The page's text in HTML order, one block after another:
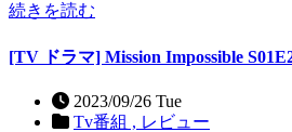
続きを読む
[TV ドラマ] Mission Impossible
2023/09/26 Tue
Tv番組 , レビュー